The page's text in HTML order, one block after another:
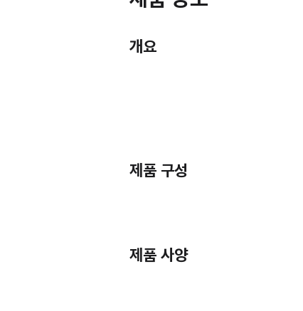
개요
제품 구성
제품 사양